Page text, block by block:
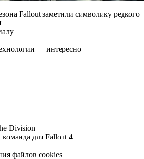
Fallout заметили символику редкого
— интересно
Division
команда для Fallout 4
файлов cookies